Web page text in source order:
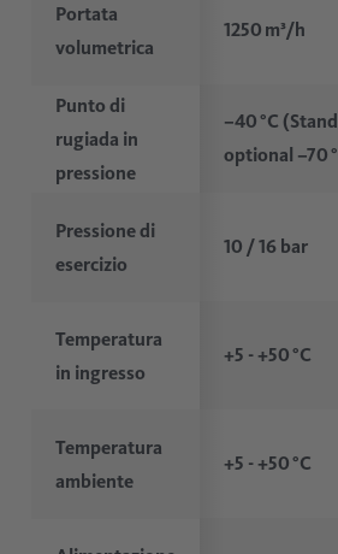
Portata
volumetrica
Punto di
rugiada in
pressione
Pressione di
esercizio
Temperatura
in ingresso
Temperatura
ambiente
1250 m³/h
–40 °C
optional –70
10 / 16 bar
+5 - +50 °C
+5 - +50 °C